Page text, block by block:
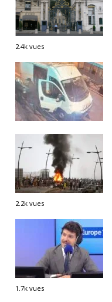
2.4k vues
2.2k vues
1.7k vues